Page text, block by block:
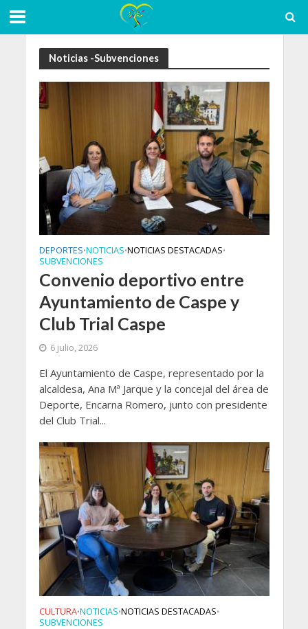
Noticias -Subvenciones
DEPORTES•NOTICIAS•NOTICIAS DESTACADAS•
SUBVENCIONES
Convenio deportivo entre
Ayuntamiento de Caspe y
Club Trial Caspe
6 julio, 2026
El Ayuntamiento de Caspe, representado por la
alcaldesa, Ana Mª Jarque y la concejal del área de
Deporte, Encarna Romero, junto con presidente
del Club Trial...
CULTURA•NOTICIAS•NOTICIAS DESTACADAS•
SUBVENCIONES